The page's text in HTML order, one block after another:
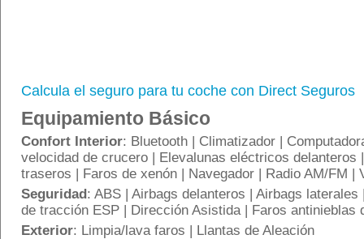
Calcula el seguro para tu coche con Direct Seguros
Equipamiento Básico
Confort Interior: Bluetooth | Climatizador |
velocidad de crucero | Elevalunas eléctricos delanteros
traseros | Faros de xenón | Navegador | Radio AM/FM |
Seguridad: ABS | Airbags delanteros | Airbags
de tracción ESP | Dirección Asistida | Faros antinieblas
Exterior: Limpia/lava faros | Llantas de Aleación